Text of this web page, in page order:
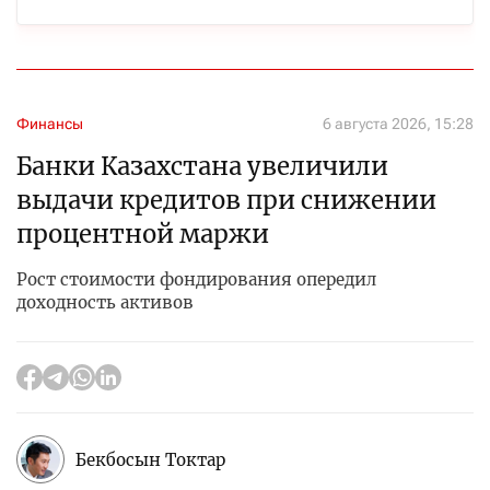
Финансы 6 августа 2026, 15:28
Банки Казахстана увеличили
выдачи кредитов при снижении
процентной маржи
Рост стоимости фондирования опередил
доходность активов
Бекбосын Токтар